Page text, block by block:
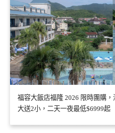
福容大飯店福隆 2026 限時團購
大送2小，二天一夜最低$6999起